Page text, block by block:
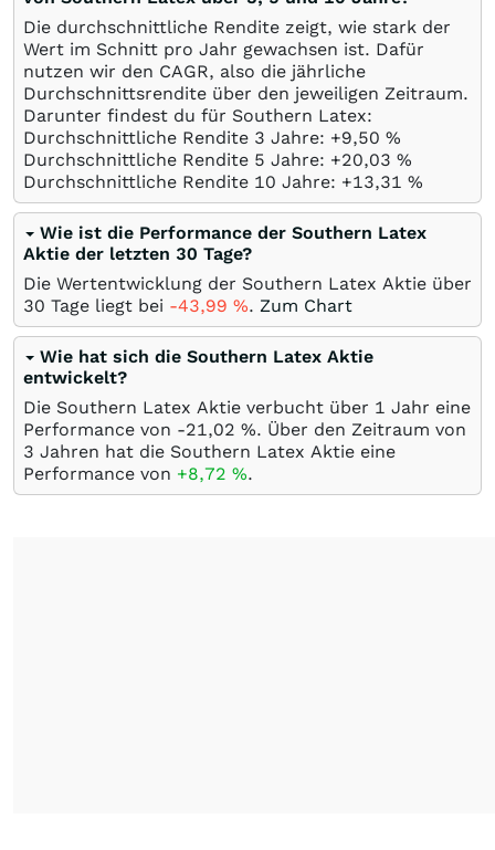
Die durchschnittliche Rendite zeigt, wie stark der
Wert im Schnitt pro Jahr gewachsen ist. Dafür
nutzen wir den CAGR, also die jährliche
Durchschnittsrendite über den jeweiligen Zeitraum.
Darunter findest du für Southern Latex:
Durchschnittliche Rendite 3 Jahre: +9,50 %
Durchschnittliche Rendite 5 Jahre: +20,03 %
Durchschnittliche Rendite 10 Jahre: +13,31 %
Wie ist die Performance der Southern Latex
Aktie der letzten 30 Tage?
Die Wertentwicklung der Southern Latex Aktie über
30 Tage liegt bei -43,99 %. Zum Chart
Wie hat sich die Southern Latex Aktie
entwickelt?
Die Southern Latex Aktie verbucht über 1 Jahr eine
Performance von -21,02 %. Über den Zeitraum von
3 Jahren hat die Southern Latex Aktie eine
Performance von +8,72 %.